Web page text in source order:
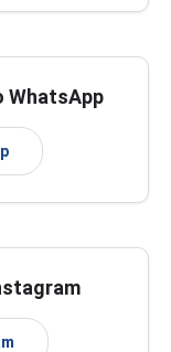
WhatsApp